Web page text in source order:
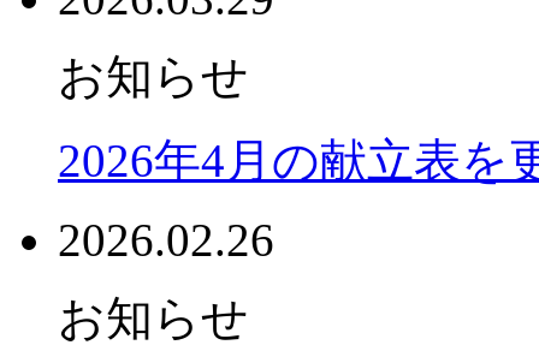
お知らせ
2026年4月の献立表を
2026.02.26
お知らせ